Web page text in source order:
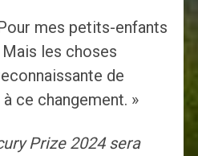
mes petits-enfants
Mais les choses
de
ce changement. »
Prize 2024 sera